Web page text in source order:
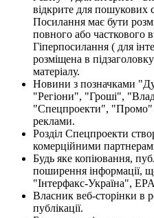
відкрите для пошукових
Посилання має бути
повного або часткового
Гіперпосилання ( для
розміщена в
матеріалу.
Новини з позначками
"Регіони", "Гроші",
"Спецпроекти", "Промо"
реклами.
Розділ Спецпроекти
комерційними
Будь яке копіювання,
поширення інформації,
"Інтерфакс-Україна",
Власник веб-сторінки в
публікації.